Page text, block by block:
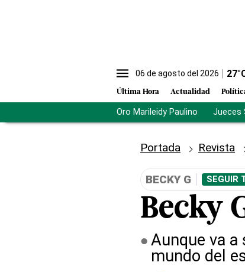
06 de agosto del 2026 27
Última Hora Actualidad
Oro Marileidy Paulino Jueces
Portada Revista
BECKY G SEGUIR
Becky
Aunque va a
mundo del